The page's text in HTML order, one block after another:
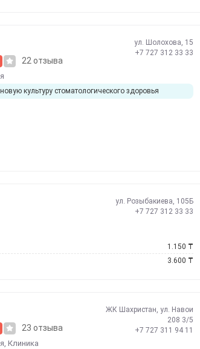
22 отзыва
ул. Шолохова, 15
+7 727 312 33 33
культуру стоматологического здоровья
ул. Розыбакиева, 105Б
+7 727 312 33 33
1.150 ₸
3.600 ₸
23 отзыва
, Клиника
ЖК Шахристан, ул. Навои
208 3/5
+7 727 311 94 11